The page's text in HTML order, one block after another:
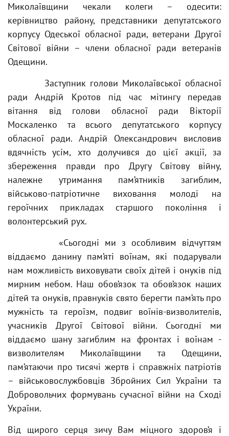
Миколаївщини чекали колеги – одесити:
керівництво району, представники депутатського
корпусу Одеської обласної ради, ветерани Другої
Світової війни – члени обласної ради ветеранів
Одещини.
Заступник голови Миколаївської обласної
ради Андрій Кротов під час мітингу передав
вітання від голови обласної ради Вікторії
Москаленко та всього депутатського корпусу
обласної ради. Андрій Олександрович висловив
вдячність усім, хто долучився до цієї акції, за
збереження правди про Другу Світову війну,
належне утримання пам’ятників загиблим,
військово-патріотичне виховання молоді на
героїчних прикладах старшого покоління і
волонтерський рух.
«Сьогодні ми з особливим відчуттям
віддаємо данину пам’яті воїнам, які подарували
нам можливість виховувати своїх дітей і онуків під
мирним небом. Наш обов’язок та обов’язок наших
дітей та онуків, правнуків свято берегти пам’ять про
мужність та героїзм, подвиг воїнів-визволителів,
учасників Другої Світової війни. Сьогодні ми
віддаємо шану загиблим на фронтах і воїнам -
визволителям Миколаївщини та Одещини,
пам’ятаючи про тисячі жертв і справжніх патріотів
– військовослужбовців Збройних Сил України та
Добровольчих формувань сучасної війни на Сході
України.
Від щирого серця зичу Вам міцного здоров’я і